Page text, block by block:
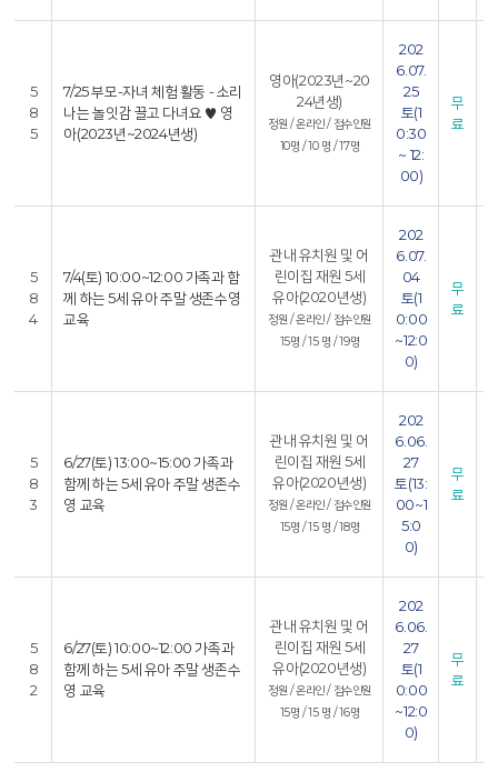
5
8
5
7/25 부모-자녀 체험 활동 - 소리
나는 놀잇감 끌고 다녀요 ♥ 영
아(2023년~2024년생)
영아(2023년~20
24년생)
정원 / 온라인 / 접수인원
10명 / 10 명 / 17명
202
6.07.
25
토(1
0:30
~ 12:
00)
무
료
5
8
4
7/4(토) 10:00~12:00 가족과 함
께 하는 5세 유아 주말 생존수영
교육
관내 유치원 및 어
린이집 재원 5세
유아(2020년생)
정원 / 온라인 / 접수인원
15명 / 15 명 / 19명
202
6.07.
04
토(1
0:00
~12:0
0)
무
료
5
8
3
6/27(토) 13:00~15:00 가족과
함께 하는 5세 유아 주말 생존수
영 교육
관내 유치원 및 어
린이집 재원 5세
유아(2020년생)
정원 / 온라인 / 접수인원
15명 / 15 명 / 18명
202
6.06.
27
토(13:
00~1
5:0
0)
무
료
5
8
2
6/27(토) 10:00~12:00 가족과
함께 하는 5세 유아 주말 생존수
영 교육
관내 유치원 및 어
린이집 재원 5세
유아(2020년생)
정원 / 온라인 / 접수인원
15명 / 15 명 / 16명
202
6.06.
27
토(1
0:00
~12:0
0)
무
료